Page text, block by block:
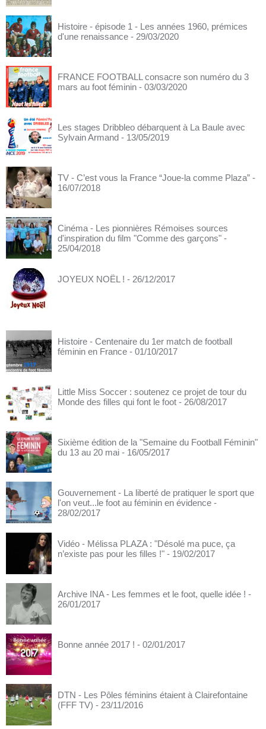
Histoire - épisode 1 - Les années 1960, prémices
d'une renaissance - 29/03/2020
FRANCE FOOTBALL consacre son numéro du 3
mars au foot féminin - 03/03/2020
Les stages Dribbleo débarquent à La Baule avec
Sylvain Armand - 13/05/2019
TV - C’est vous la France “Joue-la comme Plaza” -
16/07/2018
Cinéma - Les pionnières Rémoises sources
d'inspiration du film "Comme des garçons" -
25/04/2018
JOYEUX NOËL ! - 26/12/2017
Histoire - Centenaire du 1er match de football
féminin en France - 01/10/2017
Little Miss Soccer : soutenez ce projet de tour du
Monde des filles qui font le foot - 26/08/2017
Sixième édition de la "Semaine du Football Féminin"
du 13 au 20 mai - 16/05/2017
Gouvernement - La liberté de pratiquer le sport que
l'on veut...le foot au féminin en évidence -
28/02/2017
Vidéo - Mélissa PLAZA : "Désolé ma puce, ça
n’existe pas pour les filles !" - 19/02/2017
Archive INA - Les femmes et le foot, quelle idée ! -
26/01/2017
Bonne année 2017 ! - 02/01/2017
DTN - Les Pôles féminins étaient à Clairefontaine
(FFF TV) - 23/11/2016